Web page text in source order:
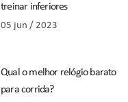
treinar inferiores
05 jun / 2023
Qual o melhor relógio barato
para corrida?